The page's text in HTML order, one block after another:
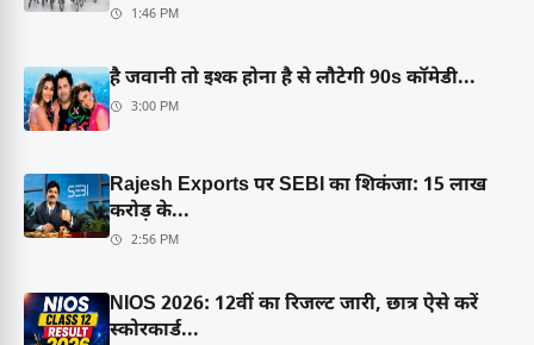
1:46 PM
है जवानी तो इश्क होना है से लौटेगी 90s कॉमेडी...
3:00 PM
Rajesh Exports पर SEBI का शिकंजा: 15 लाख
करोड़ के...
2:56 PM
NIOS 2026: 12वीं का रिजल्ट जारी, छात्र ऐसे करें
स्कोरकार्ड...